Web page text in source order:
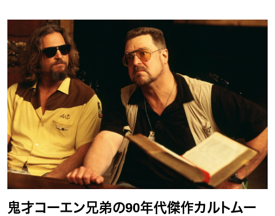
鬼才コーエン兄弟の90年代傑作カルトムー